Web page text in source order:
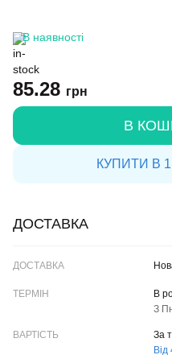
В наявності
85.28 грн
В
КУПИТИ В 1
ДОСТАВКА
ДОСТАВКА
ТЕРМІН
В
З
За